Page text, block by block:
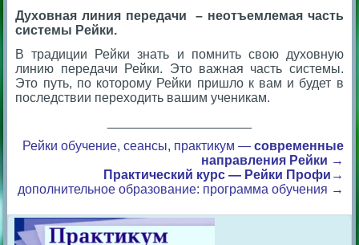
Духовная линия передачи – неотъемлемая часть
системы Рейки.
В традиции Рейки знать и помнить свою духовную
линию передачи Рейки. Это важная часть системы.
Это путь, по которому Рейки пришло к вам и будет в
последствии переходить вашим ученикам.
Рейки обучение, сеансы, практикум — современные
направления Рейки →
Практический курс — Рейки Профи→
дополнительное образование: программа обучения →